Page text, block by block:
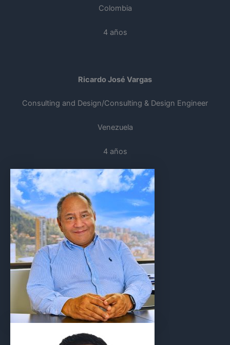
Colombia
4 años
Ricardo José Vargas
Consulting and Design/Consulting & Design Engineer
Venezuela
4 años